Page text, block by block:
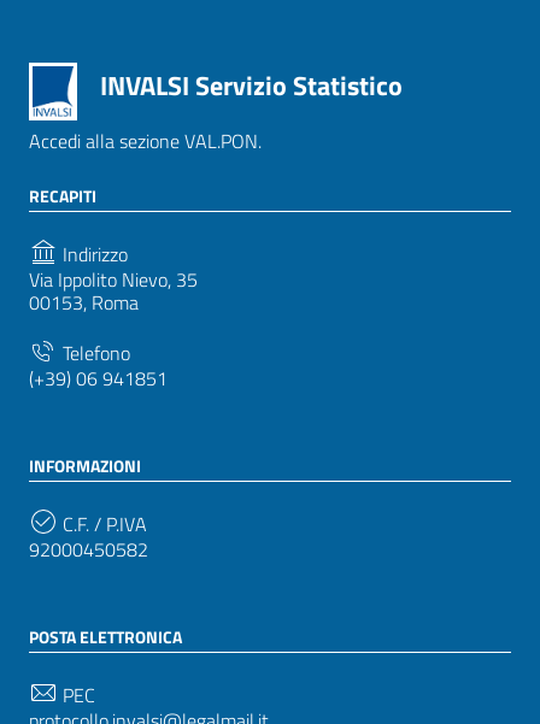
INVALSI Servizio Statistico
Accedi alla sezione VAL.PON.
RECAPITI
Indirizzo
Via Ippolito Nievo, 35
00153, Roma
Telefono
(+39) 06 941851
INFORMAZIONI
C.F. / P.IVA
92000450582
POSTA ELETTRONICA
PEC